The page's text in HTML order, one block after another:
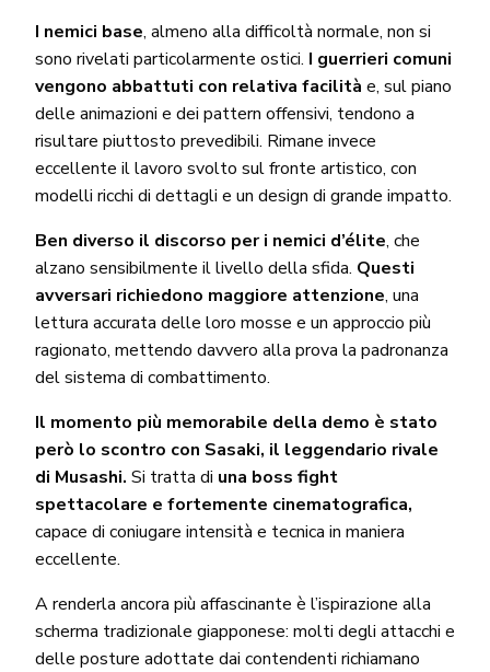
I nemici base, almeno alla difficoltà normale, non si
sono rivelati particolarmente ostici. I guerrieri comuni
vengono abbattuti con relativa facilità e, sul piano
delle animazioni e dei pattern offensivi, tendono a
risultare piuttosto prevedibili. Rimane invece
eccellente il lavoro svolto sul fronte artistico, con
modelli ricchi di dettagli e un design di grande impatto.
Ben diverso il discorso per i nemici d’élite, che
alzano sensibilmente il livello della sfida. Questi
avversari richiedono maggiore attenzione, una
lettura accurata delle loro mosse e un approccio più
ragionato, mettendo davvero alla prova la padronanza
del sistema di combattimento.
Il momento più memorabile della demo è stato
però lo scontro con Sasaki, il leggendario rivale
di Musashi. Si tratta di una boss fight
spettacolare e fortemente cinematografica,
capace di coniugare intensità e tecnica in maniera
eccellente.
A renderla ancora più affascinante è l’ispirazione alla
scherma tradizionale giapponese: molti degli attacchi e
delle posture adottate dai contendenti richiamano